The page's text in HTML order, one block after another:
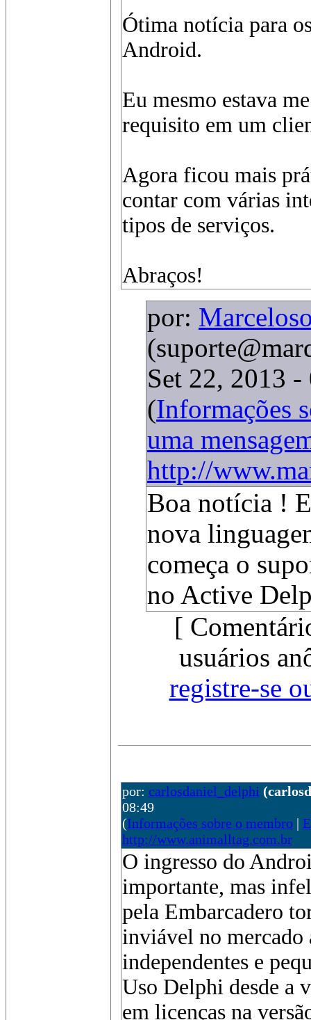
Ótima notícia para
Android.
Eu mesmo estava
requisito em um
Agora ficou mais
contar com várias
tipos de serviços.
Abraços!
por:
Set 22, 2013 -
(Informações
uma
http://
Boa notícia !
nova
começa o
no Active
[
usuários
registre-se
por: carlosdaniel_delphi
08:49
(Informações sobre o membro|
http://www.animalltag.com.br
O ingresso do
importante, mas
pela Embarcadero
inviável no mercado
independentes e
Uso Delphi desde a
em licenças na